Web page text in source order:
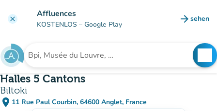
clear Affluences
KOSTENLOS – Google Play arrow_forward sehen
(new
Suche nach einer Einrichtung
Halles 5 Cantons
Biltoki
place 11 Rue Paul Courbin, 64600 Anglet, France
(in Google Maps öffnen)
(new tab)